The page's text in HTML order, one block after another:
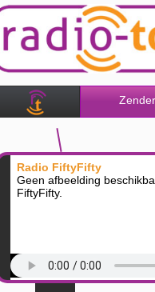
Radio FiftyFifty
Geen afbeelding
FiftyFifty.